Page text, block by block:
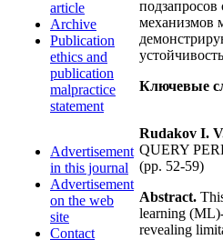
article
Archive
Publication
ethics and
publication
malpractice
statement
Advertisement
in this journal
Advertisement
on the web
site
Contact
механизмов
Ключевые
Rudakov I.
QUERY
(pp. 52-59)
Abstract.
learning
revealing